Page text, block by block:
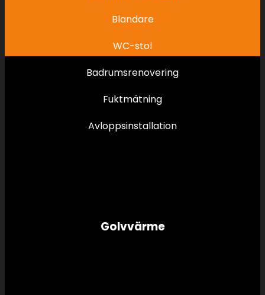
Blandare
WC-stol
Badrumsrenovering
Fuktmätning
Avloppsinstallation
Golvvärme